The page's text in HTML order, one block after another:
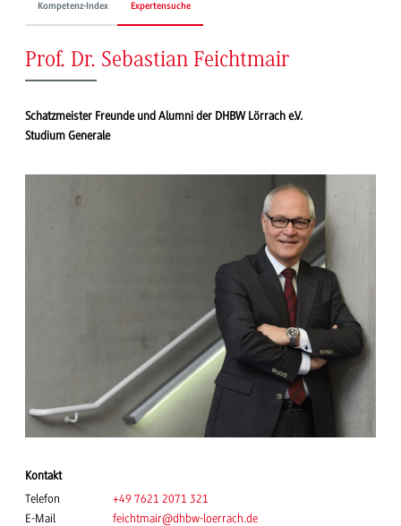
Kompetenz-Index Expertensuche
Prof. Dr. Sebastian Feichtmair
Schatzmeister Freunde und Alumni der DHBW Lörrach e.V.
Studium Generale
Kontakt
Telefon
+49 7621 2071 321
E-Mail
feichtmair@dhbw-loerrach.de